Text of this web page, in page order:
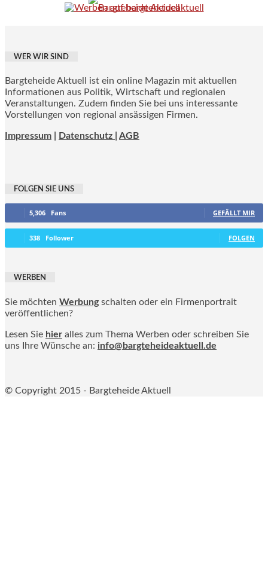
WER WIR SIND
Bargteheide Aktuell ist ein online Magazin mit aktuellen
Informationen aus Politik, Wirtschaft und regionalen
Veranstaltungen. Zudem finden Sie bei uns interessante
Vorstellungen von regional ansässigen Firmen.
Impressum Datenschutz | AGB
FOLGEN SIE UNS
5,306 Fans GEFÄLLT MIR
338 Follower FOLGEN
WERBEN
Sie möchten Werbung schalten oder ein Firmenportrait
veröffentlichen?
Lesen Sie hier alles zum Thema Werben oder schreiben Sie
uns Ihre Wünsche an: info@bargteheideaktuell.de
© Copyright 2015 - Bargteheide Aktuell